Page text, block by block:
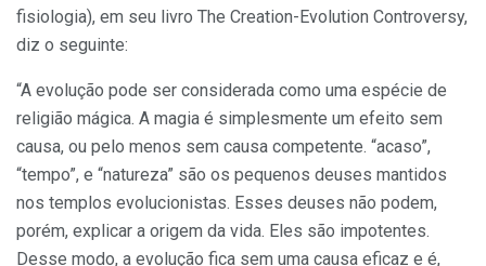
fisiologia), em seu livro The Creation-Evolution Controversy,
diz o seguinte:
“A evolução pode ser considerada como uma espécie de
religião mágica. A magia é simplesmente um efeito sem
causa, ou pelo menos sem causa competente. “acaso”,
“tempo”, e “natureza” são os pequenos deuses mantidos
nos templos evolucionistas. Esses deuses não podem,
porém, explicar a origem da vida. Eles são impotentes.
Desse modo, a evolução fica sem uma causa eficaz e é,